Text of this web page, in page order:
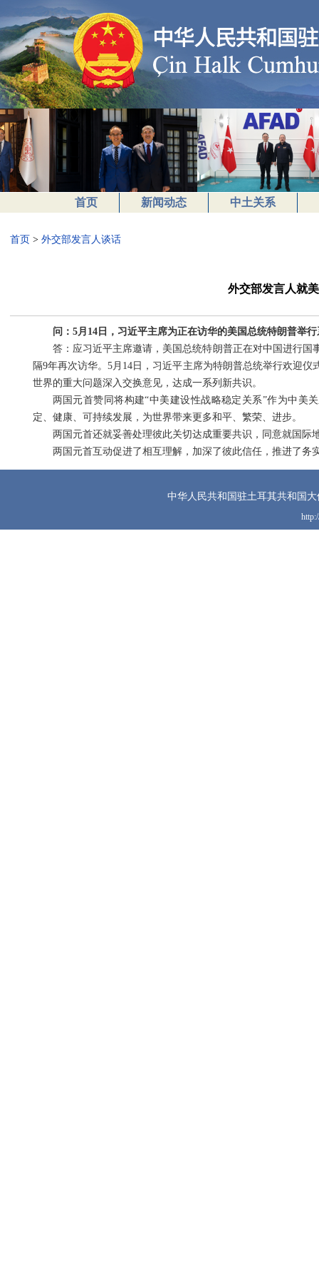
首页 新闻动态 中土关系
首页 > 外交部发言人谈话
外交部发言人就
问：5月14日，习近平主席为正在访华的美国总统特朗普举
答：应习近平主席邀请，美国总统特朗普正在对中国进行
隔9年再次访华。5月14日，习近平主席为特朗普总统举行欢迎
世界的重大问题深入交换意见，达成一系列新共识。
两国元首赞同将构建“中美建设性战略稳定关系”作为中美
定、健康、可持续发展，为世界带来更多和平、繁荣、进步。
两国元首还就妥善处理彼此关切达成重要共识，同意就国际
两国元首互动促进了相互理解，加深了彼此信任，推进了
中华人民共和国驻土耳其共和国大